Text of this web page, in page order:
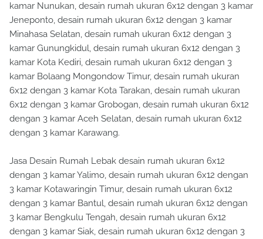
kamar Nunukan, desain rumah ukuran 6x12 dengan 3 kamar
Jeneponto, desain rumah ukuran 6x12 dengan 3 kamar
Minahasa Selatan, desain rumah ukuran 6x12 dengan 3
kamar Gunungkidul, desain rumah ukuran 6x12 dengan 3
kamar Kota Kediri, desain rumah ukuran 6x12 dengan 3
kamar Bolaang Mongondow Timur, desain rumah ukuran
6x12 dengan 3 kamar Kota Tarakan, desain rumah ukuran
6x12 dengan 3 kamar Grobogan, desain rumah ukuran 6x12
dengan 3 kamar Aceh Selatan, desain rumah ukuran 6x12
dengan 3 kamar Karawang.
Jasa Desain Rumah Lebak desain rumah ukuran 6x12
dengan 3 kamar Yalimo, desain rumah ukuran 6x12 dengan
3 kamar Kotawaringin Timur, desain rumah ukuran 6x12
dengan 3 kamar Bantul, desain rumah ukuran 6x12 dengan
3 kamar Bengkulu Tengah, desain rumah ukuran 6x12
dengan 3 kamar Siak, desain rumah ukuran 6x12 dengan 3